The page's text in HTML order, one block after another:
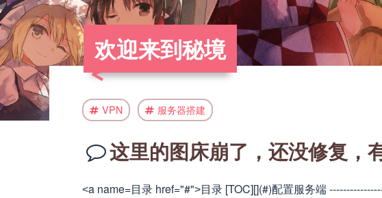
欢迎来到秘境
VPN 服务器搭建
这里的图床崩了，还没修复，
˂a name=目录 href="#"˃目录 [TOC][](#)配置服务端